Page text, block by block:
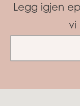
Legg igjen
vi